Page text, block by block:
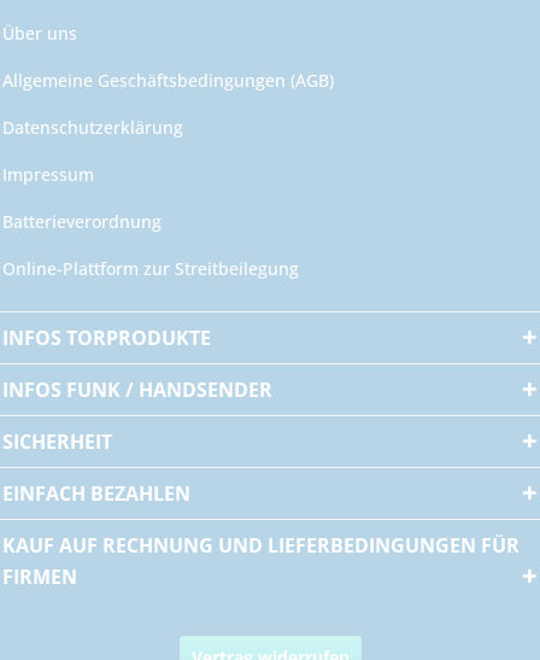
Über uns
Allgemeine Geschäftsbedingungen (AGB)
Datenschutzerklärung
Impressum
Batterieverordnung
Online-Plattform zur Streitbeilegung
INFOS TORPRODUKTE
INFOS FUNK / HANDSENDER
SICHERHEIT
EINFACH BEZAHLEN
KAUF AUF RECHNUNG UND LIEFERBEDINGUNGEN FÜR
FIRMEN